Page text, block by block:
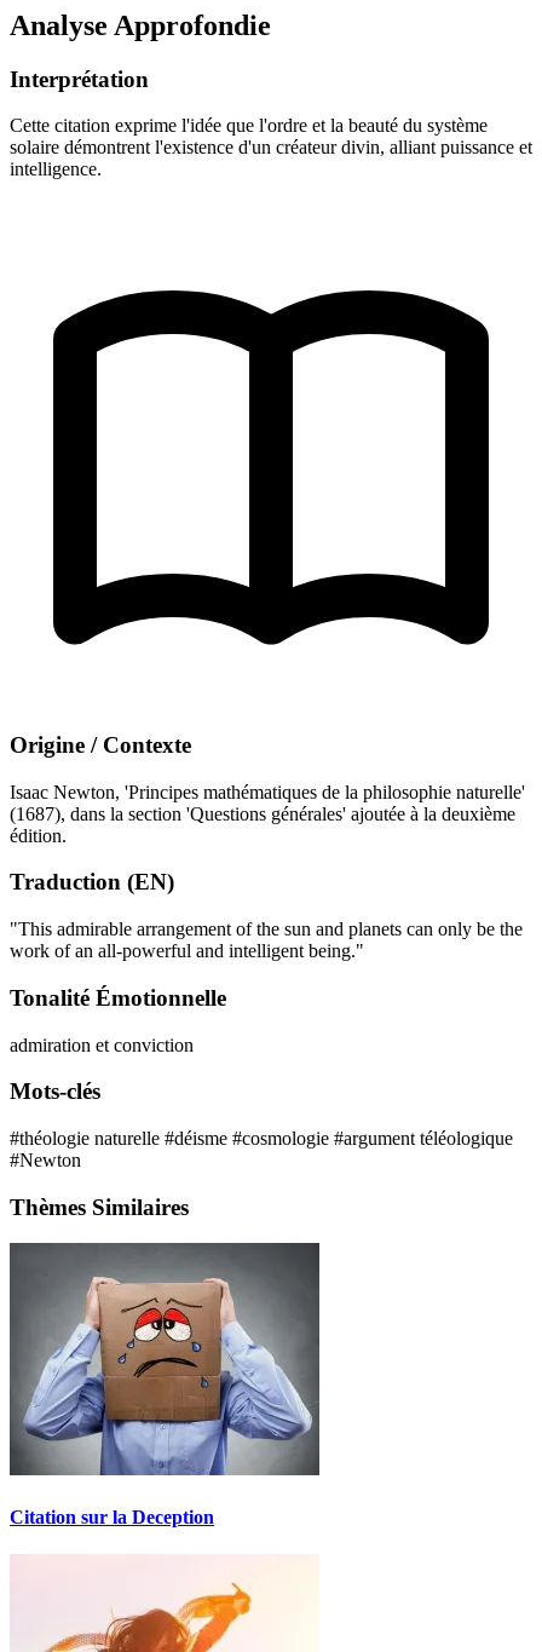
Analyse Approfondie
Interprétation
Cette citation exprime l'idée que l'ordre et la beauté du système
solaire démontrent l'existence d'un créateur divin, alliant puissance et
intelligence.
Origine / Contexte
Isaac Newton, 'Principes mathématiques de la philosophie naturelle'
(1687), dans la section 'Questions générales' ajoutée à la deuxième
édition.
Traduction (EN)
"This admirable arrangement of the sun and planets can only be the
work of an all-powerful and intelligent being."
Tonalité Émotionnelle
admiration et conviction
Mots-clés
#théologie naturelle #déisme #cosmologie #argument téléologique
#Newton
Thèmes Similaires
Citation sur la Deception